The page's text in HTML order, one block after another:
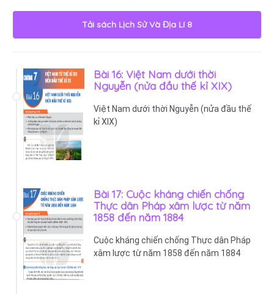
Tải sách Lịch Sử Và Địa Lí 8
Bài 16: Việt Nam dưới thời
Nguyễn (nửa đầu thế kỉ XIX)
Việt Nam dưới thời Nguyễn (nửa đầu thế
kỉ XIX)
Bài 17: Cuộc kháng chiến chống
Thực dân Pháp xâm lược từ năm
1858 đến năm 1884
Cuộc kháng chiến chống Thực dân Pháp
xâm lược từ năm 1858 đến năm 1884